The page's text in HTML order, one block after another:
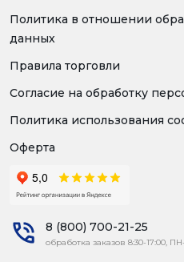
Политика в отношении
данных
Правила торговли
Согласие на обработку
Политика использования
Оферта
8 (800) 700-21-25
обработка заказов 8:30-17:00,